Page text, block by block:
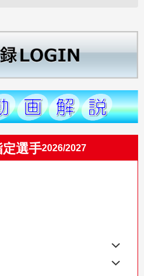
選手2026/2027